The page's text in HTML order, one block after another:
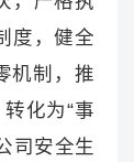
度，健全
机制，推
化为“事
司安全生